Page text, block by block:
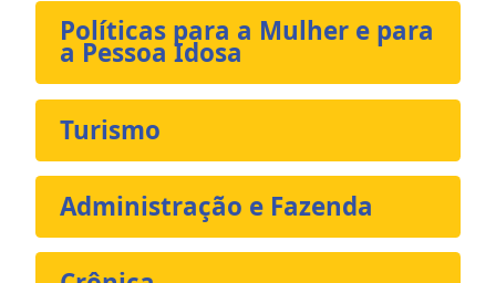
Políticas para a Mulher e para
a Pessoa Idosa
Turismo
Administração e Fazenda